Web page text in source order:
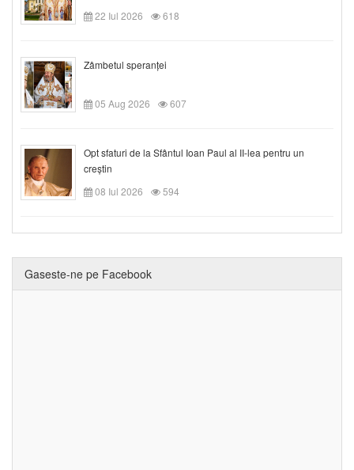
22 Iul 2026
618
Zâmbetul speranței
05 Aug 2026 607
Opt sfaturi de la Sfântul Ioan Paul al II-lea pentru un
creștin
08 Iul 2026
594
Gaseste-ne pe Facebook